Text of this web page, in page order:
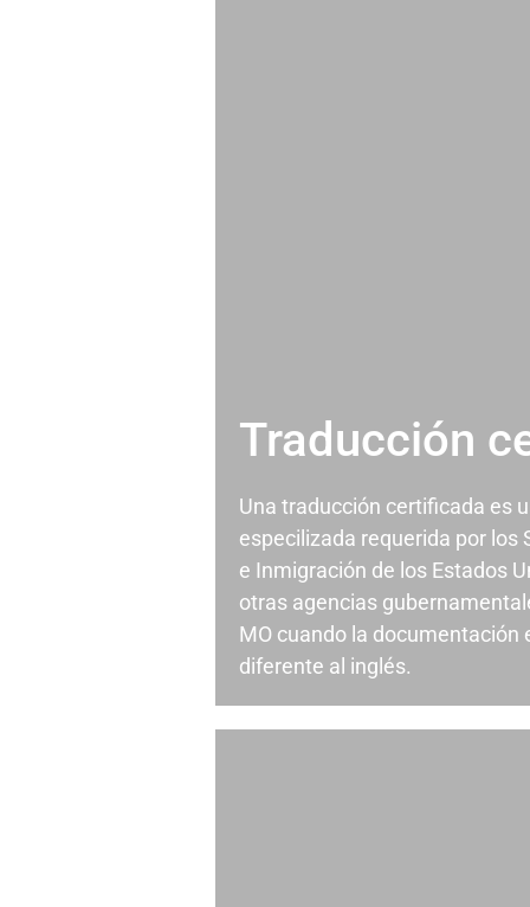
Traducción
Una traducción certificada es
especilizada requerida por los
e Inmigración de los Estados
otras agencias
MO cuando la documentación
diferente al inglés.